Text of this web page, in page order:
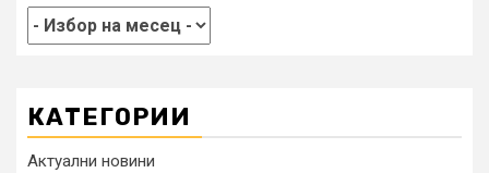
КАТЕГОРИИ
Актуални новини